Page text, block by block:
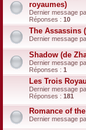
royaumes)
Dernier message
Réponses : 10
The Assassins
Dernier message
Shadow (de
Dernier message
Réponses : 1
Les Trois
Dernier message
Réponses : 181
Romance of
Dernier message